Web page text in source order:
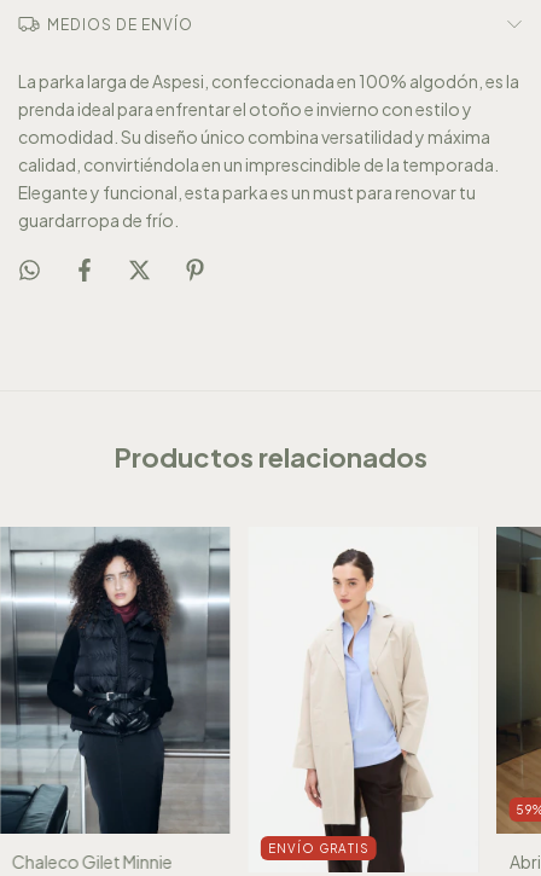
MEDIOS DE ENVÍO
La parka larga de Aspesi, confeccionada en 100% algodón, es la
prenda ideal para enfrentar el otoño e invierno con estilo y
comodidad. Su diseño único combina versatilidad y máxima
calidad, convirtiéndola en un imprescindible de la temporada.
Elegante y funcional, esta parka es un must para renovar tu
guardarropa de frío.
Productos relacionados
Chaleco Gilet Minnie
ENVÍO GRATIS
59